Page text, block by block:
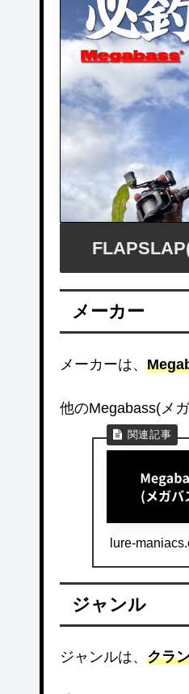
メーカー
メーカーは、
他のMegabass(メ
lure-
ジャンル
ジャンルは、 クラ